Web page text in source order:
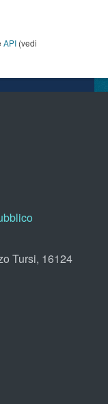
API (vedi
Tursi, 16124